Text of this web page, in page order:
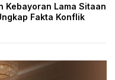
Kebayoran Lama Sitaan
Fakta Konflik